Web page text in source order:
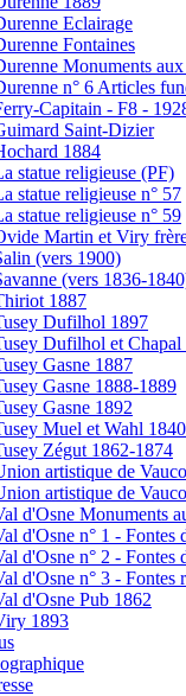
Eclairage
Fontaines
Monuments
n° 6 Articles
Capitain - F8 -
Saint-Dizier
1884
statue religieuse (PF)
statue religieuse n° 57
statue religieuse n° 59
Martin et Viry
(vers 1900)
(vers 1836-
1887
Dufilhol 1897
Dufilhol et Chapal
Gasne 1887
Gasne 1888-1889
Gasne 1892
Muel et Wahl
Zégut 1862-1874
artistique de
artistique de
d'Osne Monuments
d'Osne n° 1 - Fontes
d'Osne n° 2 - Fontes
d'Osne n° 3 - Fontes
d'Osne Pub 1862
1893